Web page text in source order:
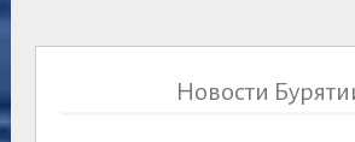
Новости